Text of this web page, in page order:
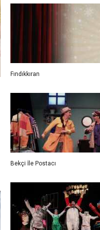
Fındıkkıran
Bekçi İle Postacı